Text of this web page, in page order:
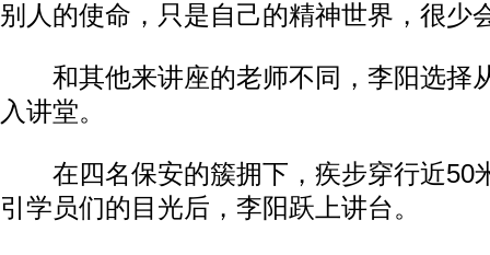
别人的使命，只是自己的精神世界，很少
和其他来讲座的老师不同，李阳选择
入讲堂。
在四名保安的簇拥下，疾步穿行近50
引学员们的目光后，李阳跃上讲台。